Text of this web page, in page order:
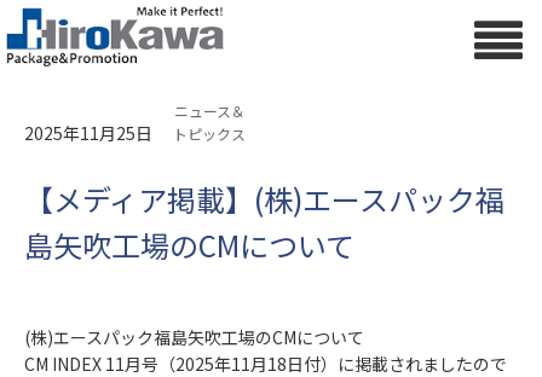
2025年11月25日
ニュース＆
トピックス
【メディア掲載】(株)エースパック福
島矢吹工場のCMについて
(株)エースパック福島矢吹工場のCMについて
CM INDEX 11月号（2025年11月18日付）に掲載されましたので